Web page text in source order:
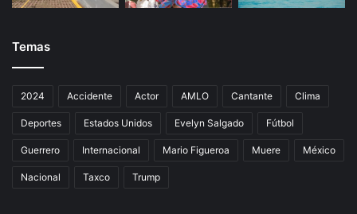
Temas
2024 Accidente Actor AMLO Cantante Clima
Deportes Estados Unidos Evelyn Salgado Fútbol
Guerrero Internacional Mario Figueroa Muere México
Nacional Taxco Trump